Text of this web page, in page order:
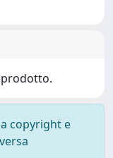
prodotto.
copyright e